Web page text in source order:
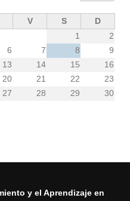
V S
D
1
2
6 7 8
9
13 14 15
16
20 21 22
23
27 28 29
30
y el Aprendizaje en